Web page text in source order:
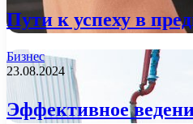
Пути к успеху в
Бизнес
23.08.2024
Эффективное